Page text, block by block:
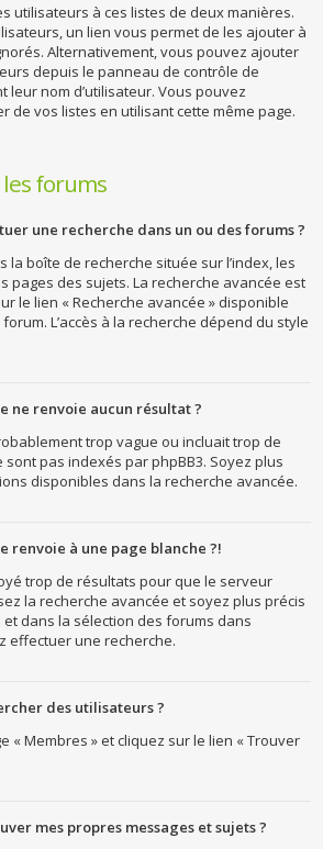
utilisateurs à ces listes de deux manières.
un lien vous permet de les ajouter à
Alternativement, vous pouvez ajouter
depuis le panneau de contrôle de
leur nom d’utilisateur. Vous pouvez
de vos listes en utilisant cette même page.
forums
une recherche dans un ou des forums ?
la boîte de recherche située sur l’index, les
pages des sujets. La recherche avancée est
le lien « Recherche avancée » disponible
L’accès à la recherche dépend du style
ne renvoie aucun résultat ?
trop vague ou incluait trop de
pas indexés par phpBB3. Soyez plus
disponibles dans la recherche avancée.
renvoie à une page blanche ?!
trop de résultats pour que le serveur
la recherche avancée et soyez plus précis
dans la sélection des forums dans
effectuer une recherche.
des utilisateurs ?
« Membres » et cliquez sur le lien « Trouver
mes propres messages et sujets ?